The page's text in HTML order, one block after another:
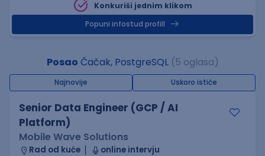
Konkuriši jednim klikom
Popuni infostud profill
Posao Čačak, PostgreSQL (5 oglasa)
Najnovije Uskoro ističe
Senior Data Engineer (GCP / AI
Platform)
Mobile Wave Solutions
Rad od kuće
online intervju